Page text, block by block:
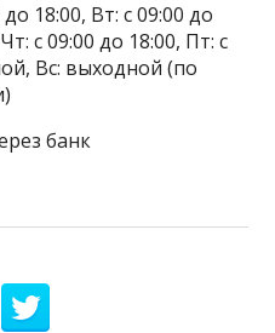
18:00, Вт: с 09:00 до
с 09:00 до 18:00, Пт: с
Вс: выходной (по
банк